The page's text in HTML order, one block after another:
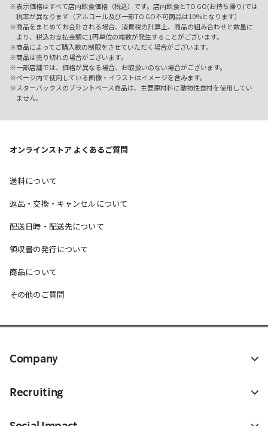
表示価格はすべて店内飲食価格（税込）です。店内飲食とTO GO(お持ち帰り)では
税率が異なります（アルコール及び一部TO GO不可商品は10%となります）
商品をまとめてお会計される場合、消費税の計算上、商品の組み合わせと数量に
より、税込お支払金額に1円単位の端数が発生することがございます。
商品によってご購入数の制限をさせていただく場合がございます。
商品は売り切れの場合がございます。
一部店舗では、価格が異なる場合、お取扱いのない場合がございます。
ページ内で使用している画像・イラストはイメージを含みます。
スターバックスのプラントベース商品は、主要原材料に動物性食材を使用してい
ません。
オンラインストア よくあるご質問
送料について
返品・交換・キャンセルについて
配送日時・配送先について
領収書の発行について
商品について
その他のご質問
Company
Recruiting